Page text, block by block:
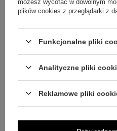
skorzystać z naszych
O co pytają najczęściej?
Jak przygotować
Odpowiedź: Podajesz treść
Jak skorzystać z
proponowanych projektów i
możesz wycofać w dowolnym
plików cookies z przeglądarki z
Funkcjonalne pliki
Analityczne pliki
Reklamowe pliki